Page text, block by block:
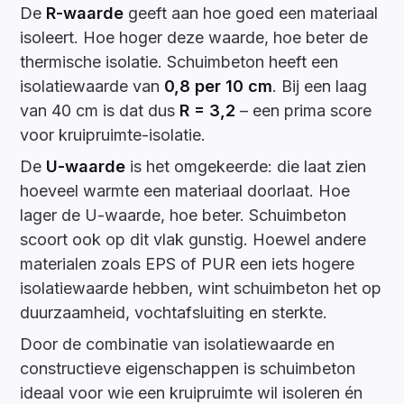
De R-waarde geeft aan hoe goed een materiaal
isoleert. Hoe hoger deze waarde, hoe beter de
thermische isolatie. Schuimbeton heeft een
isolatiewaarde van 0,8 per 10 cm. Bij een laag
van 40 cm is dat dus R = 3,2 – een prima score
voor kruipruimte-isolatie.
De U-waarde is het omgekeerde: die laat zien
hoeveel warmte een materiaal doorlaat. Hoe
lager de U-waarde, hoe beter. Schuimbeton
scoort ook op dit vlak gunstig. Hoewel andere
materialen zoals EPS of PUR een iets hogere
isolatiewaarde hebben, wint schuimbeton het op
duurzaamheid, vochtafsluiting en sterkte.
Door de combinatie van isolatiewaarde en
constructieve eigenschappen is schuimbeton
ideaal voor wie een kruipruimte wil isoleren én